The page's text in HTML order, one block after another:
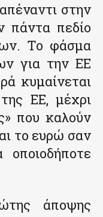
στην
πάντα πεδίο
Το φάσμα
για την ΕΕ
κυμαίνεται
ΕΕ, μέχρι
που καλούν
το ευρώ σαν
οποιοδήποτε
άποψης